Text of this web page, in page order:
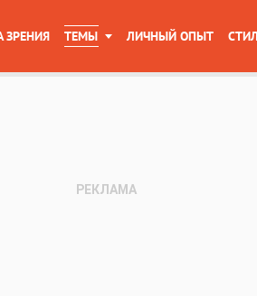
ЗРЕНИЯ ТЕМЫ ЛИЧНЫЙ ОПЫТ